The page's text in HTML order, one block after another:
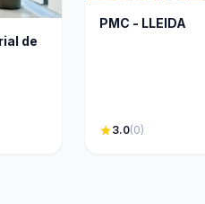
de
PMC - LLEIDA
star3.0(0)